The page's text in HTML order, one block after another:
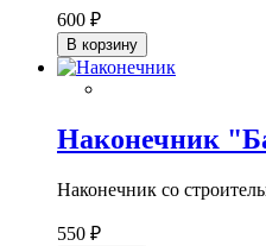
600 ₽
В корзину
Наконечник
Наконечник со
550 ₽